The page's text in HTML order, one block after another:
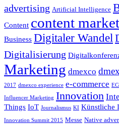
advertising Artificial Intelligence
Content content
Business Digitaler Wandel
Digitalisierung
Marketing dmexco
2017 dmexco experience e-commerce
Influencer Marketing Innovation
Things IoT Journalismus KI Künstliche
Innovation Summit 2015 Messe Native